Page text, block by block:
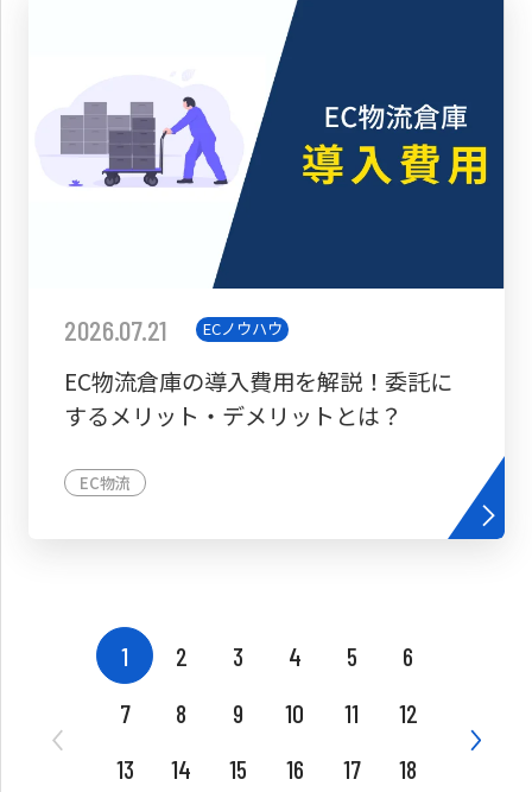
2026.07.21 ECノウハウ
EC物流倉庫の導入費用を解説！委託に
するメリット・デメリットとは？
EC物流
1 2 3 4 5
6
7
8 9 10 11
12
13
14 15 16 17
18